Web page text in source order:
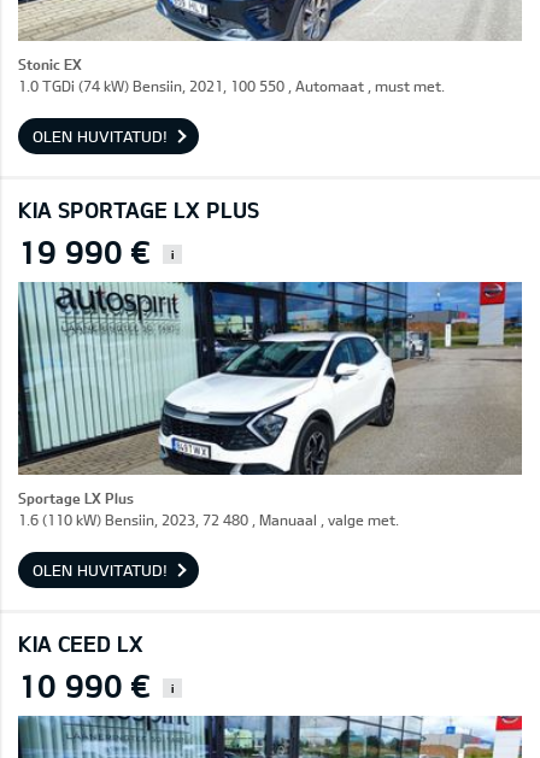
Stonic EX
1.0 TGDi (74 kW) Bensiin, 2021, 100 550 , Automaat , must met.
OLEN HUVITATUD!
KIA SPORTAGE LX PLUS
19 990 € i
Sportage LX Plus
1.6 (110 kW) Bensiin, 2023, 72 480 , Manuaal , valge met.
OLEN HUVITATUD!
KIA CEED LX
10 990 € i